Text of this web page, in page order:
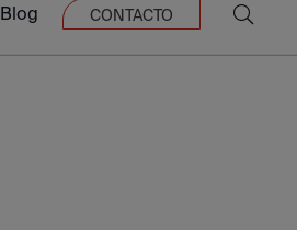
Blog CONTACTO